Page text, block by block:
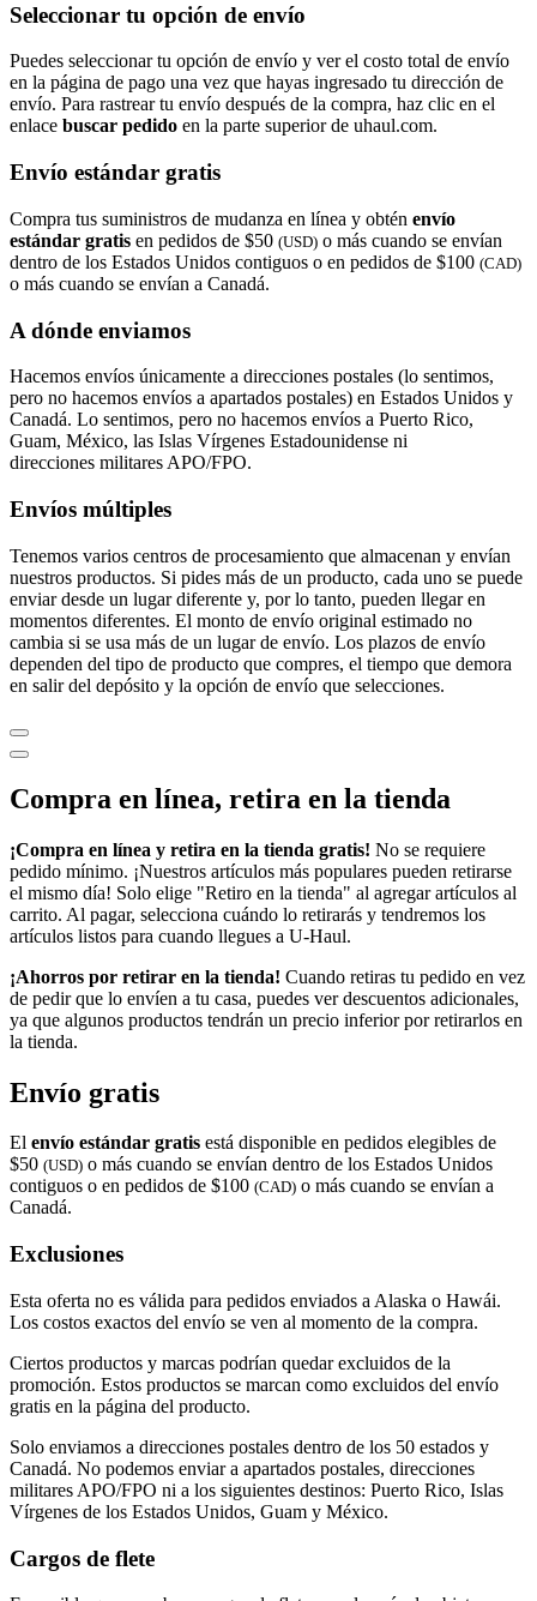
Seleccionar tu opción de envío
Puedes seleccionar tu opción de envío y ver el costo total de envío
en la página de pago una vez que hayas ingresado tu dirección de
envío. Para rastrear tu envío después de la compra, haz clic en el
enlace buscar pedido​​​​​​​ en la parte superior de uhaul.com.
Envío estándar gratis
Compra tus suministros de mudanza en línea y obtén envío
estándar gratis en pedidos de $50 (USD) o más cuando se envían
dentro de los Estados Unidos contiguos o en pedidos de $100 (CAD)
o más cuando se envían a Canadá.
A dónde enviamos
Hacemos envíos únicamente a direcciones postales (lo sentimos,
pero no hacemos envíos a apartados postales) en Estados Unidos y
Canadá. Lo sentimos, pero no hacemos envíos a Puerto Rico,
Guam, México, las Islas Vírgenes Estadounidense ni
direcciones militares APO/FPO.
Envíos múltiples
Tenemos varios centros de procesamiento que almacenan y envían
nuestros productos. Si pides más de un producto, cada uno se puede
enviar desde un lugar diferente y, por lo tanto, pueden llegar en
momentos diferentes. El monto de envío original estimado no
cambia si se usa más de un lugar de envío. Los plazos de envío
dependen del tipo de producto que compres, el tiempo que demora
en salir del depósito y la opción de envío que selecciones.
Compra en línea, retira en la tienda
¡Compra en línea y retira en la tienda gratis! No se requiere
pedido mínimo. ¡Nuestros artículos más populares pueden retirarse
el mismo día! Solo elige "Retiro en la tienda" al agregar artículos al
carrito. Al pagar, selecciona cuándo lo retirarás y tendremos los
artículos listos para cuando llegues a U-Haul.
¡Ahorros por retirar en la tienda! Cuando retiras tu pedido en vez
de pedir que lo envíen a tu casa, puedes ver descuentos adicionales,
ya que algunos productos tendrán un precio inferior por retirarlos en
la tienda.
Envío gratis
El envío estándar gratis está disponible en pedidos elegibles de
$50 (USD) o más cuando se envían dentro de los Estados Unidos
contiguos o en pedidos de $100 (CAD) o más cuando se envían a
Canadá.
Exclusiones
Esta oferta no es válida para pedidos enviados a Alaska o Hawái.
Los costos exactos del envío se ven al momento de la compra.
Ciertos productos y marcas podrían quedar excluidos de la
promoción. Estos productos se marcan como excluidos del envío
gratis en la página del producto.
Solo enviamos a direcciones postales dentro de los 50 estados y
Canadá. No podemos enviar a apartados postales, direcciones
militares APO/FPO ni a los siguientes destinos: Puerto Rico, Islas
Vírgenes de los Estados Unidos, Guam y México.
Cargos de flete